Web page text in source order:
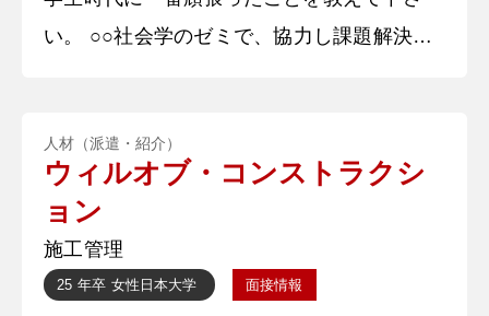
すが、仕事への愛や熱量があるところ
い。 ○○社会学のゼミで、協力し課題解決に
把握を効率的に行うために、どのような工程
で進めていくか、パワーポイントで手順を図
式化し、またどのような情報が必要かを全員
で話し合いを重ねました。円滑に作業を行う
ために、各々の得意分野を理解し、作業の効
人材（派遣・紹介）
ウィルオブ・コンストラクシ
ョン
施工管理
25 年卒 女性 日本大学 面接情報